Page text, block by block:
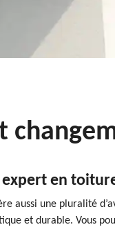
expert en
aussi une pluralité
et durable. Vous